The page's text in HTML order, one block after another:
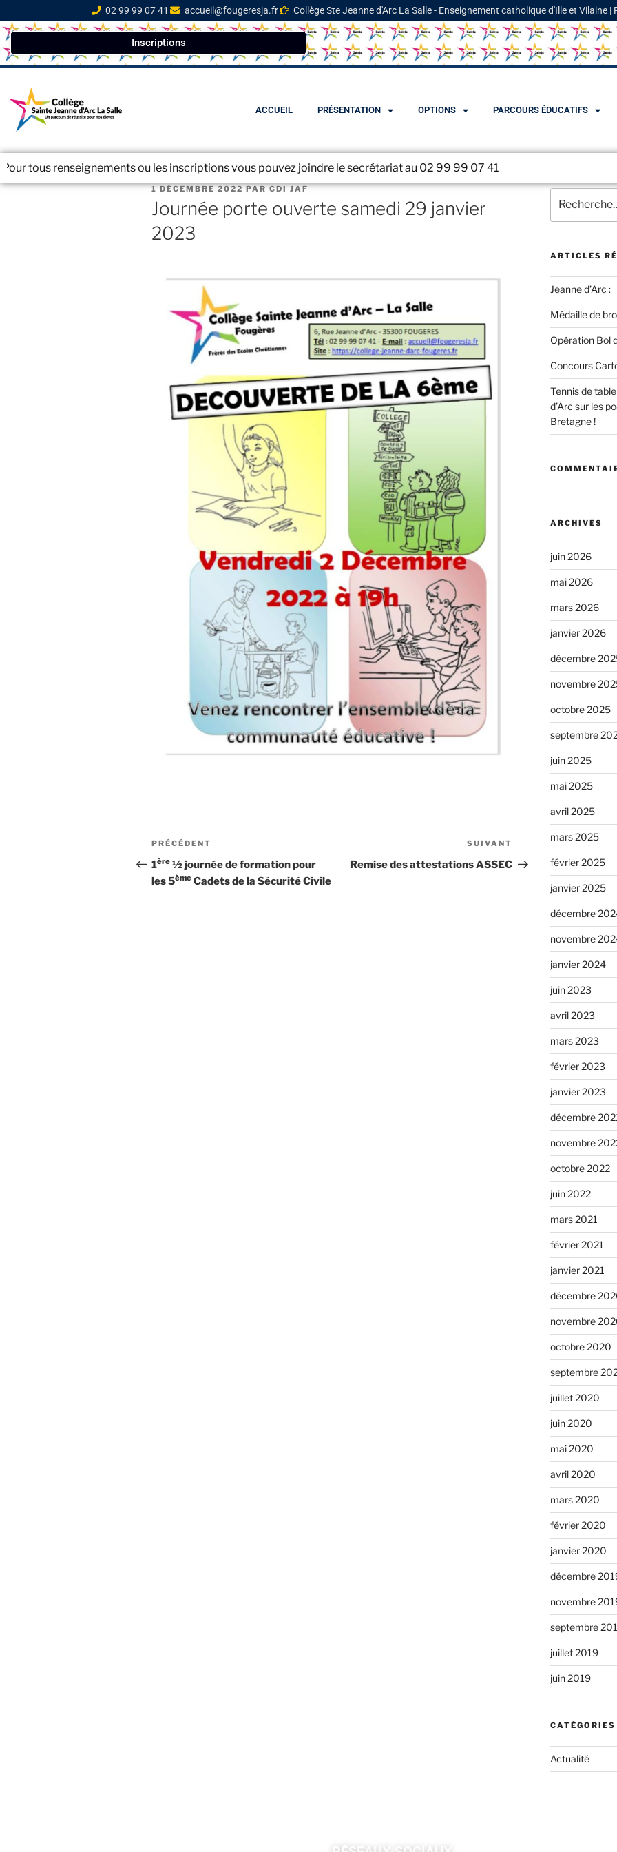
02 99 99 07 41 accueil@fougeresja.fr Collège Ste Jeanne d'Arc La Salle - Enseignement catholique d'Ille et Vilaine |
Inscriptions
ACCUEIL PRÉSENTATION OPTIONS PARCOURS ÉDUCATIFS
ou les inscriptions vous pouvez joindre le secrétariat au 02 99 99 07 41
1 DÉCEMBRE 2022PARCDI JAF
Journée porte ouverte samedi 29 janvier
2023
PRÉCÉDENT
1ère ½ journée de formation pour
les 5ème Cadets de la Sécurité Civile
SUIVANT
Remise des attestations ASSEC
ARTICLES
Jeanne d’Arc :
Médaille de
Opération Bol
Concours
Tennis de
d’Arc sur les
Bretagne !
ARCHIVES
juin 2026
mai 2026
mars 2026
janvier 2026
décembre
novembre
octobre 2025
septembre
juin 2025
mai 2025
avril 2025
mars 2025
février 2025
janvier 2025
décembre
novembre
janvier 2024
juin 2023
avril 2023
mars 2023
février 2023
janvier 2023
décembre
novembre
octobre 2022
juin 2022
mars 2021
février 2021
janvier 2021
décembre
novembre
octobre 2020
septembre
juillet 2020
juin 2020
mai 2020
avril 2020
mars 2020
février 2020
janvier 2020
décembre
novembre
septembre
juillet 2019
juin 2019
CATÉGORIES
Actualité